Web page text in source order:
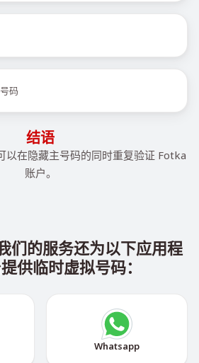
码
结语
以在隐藏主号码的同时重复验证 Fotka
账户。
们的服务还为以下应用程
供临时虚拟号码：
Whatsapp